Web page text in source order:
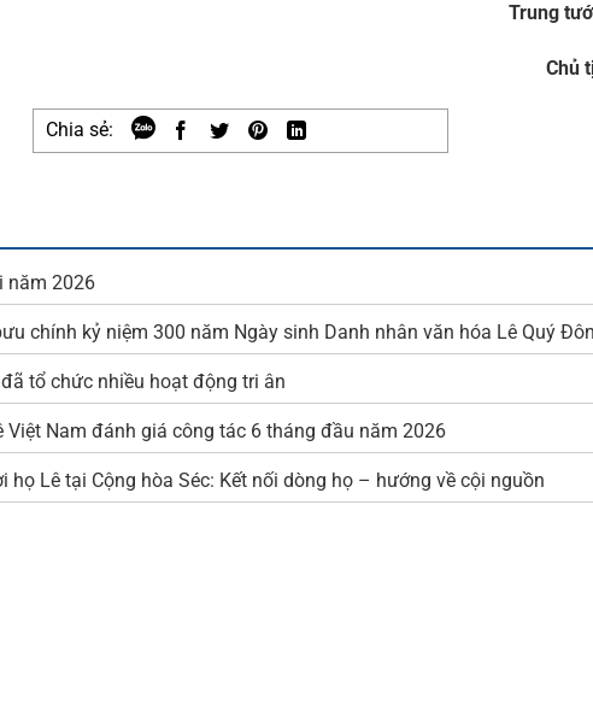
Trung
Chủ
Chia sẻ:
năm 2026
chính kỷ niệm 300 năm Ngày sinh Danh nhân văn hóa Lê Quý Đôn
tổ chức nhiều hoạt động tri ân
Việt Nam đánh giá công tác 6 tháng đầu năm 2026
họ Lê tại Cộng hòa Séc: Kết nối dòng họ – hướng về cội nguồn